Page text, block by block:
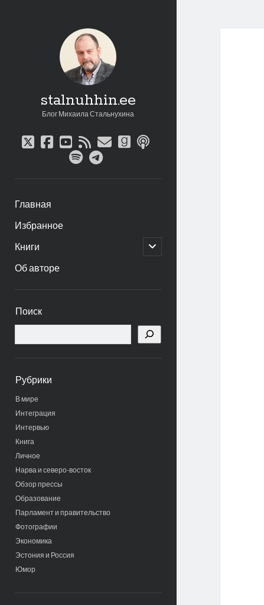
stalnuhhin.ee
Блог Михаила Стальнухина
twitter
facebook
youtube
rssemailgoodreads
podcast
spotifytelegram
Главная
Избранное
Книги
открыть
дочернее
Об авторе
панель
Поиск
Рубрики
В мире
Интеграция
Интервью
Книга
Личное
Нарва и северо-восток
Обзор прессы
Образование
Парламент и правительство
Фотографии
Экономика
Эстония и Россия
Юмор